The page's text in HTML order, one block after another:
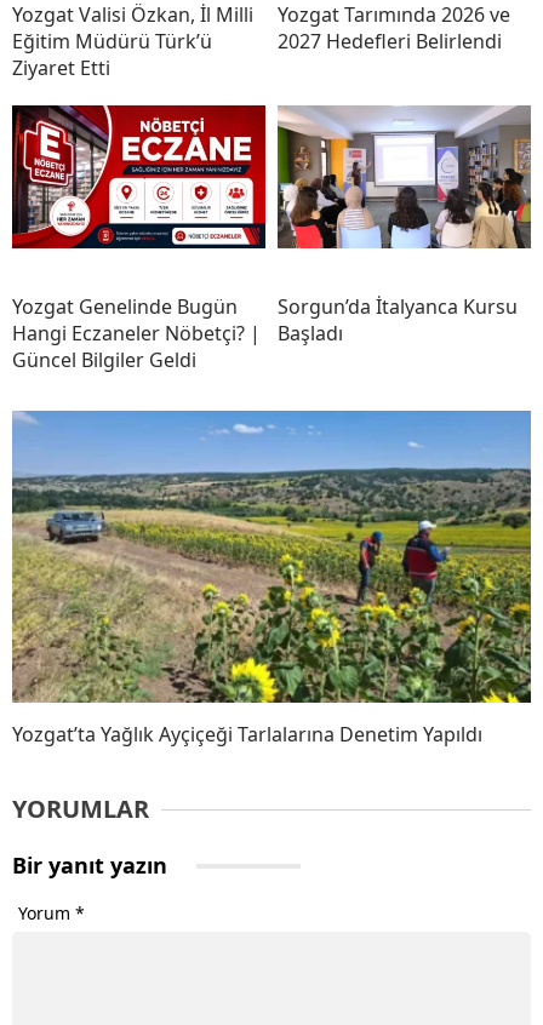
Yozgat Valisi Özkan, İl Milli
Eğitim Müdürü Türk’ü
Ziyaret Etti
Yozgat Tarımında 2026 ve
2027 Hedefleri Belirlendi
Yozgat Genelinde Bugün
Hangi Eczaneler Nöbetçi? |
Güncel Bilgiler Geldi
Sorgun’da İtalyanca Kursu
Başladı
Yozgat’ta Yağlık Ayçiçeği Tarlalarına Denetim Yapıldı
YORUMLAR
Bir yanıt yazın
Yorum *